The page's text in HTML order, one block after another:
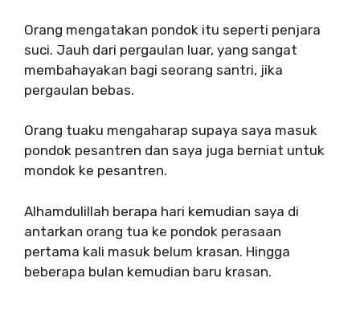
Orang mengatakan pondok itu seperti penjara
suci. Jauh dari pergaulan luar, yang sangat
membahayakan bagi seorang santri, jika
pergaulan bebas.
Orang tuaku mengaharap supaya saya masuk
pondok pesantren dan saya juga berniat untuk
mondok ke pesantren.
Alhamdulillah berapa hari kemudian saya di
antarkan orang tua ke pondok perasaan
pertama kali masuk belum krasan. Hingga
beberapa bulan kemudian baru krasan.